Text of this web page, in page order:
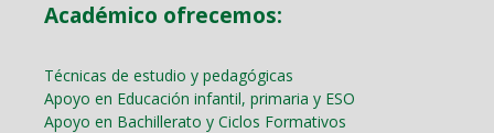
Académico ofrecemos:
Técnicas de estudio y pedagógicas
Apoyo en Educación infantil, primaria y ESO
Apoyo en Bachillerato y Ciclos Formativos